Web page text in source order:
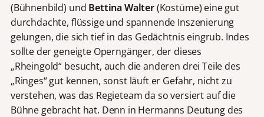
(Bühnenbild) und Bettina Walter(Kostüme) eine gut
durchdachte, flüssige und spannende Inszenierung
gelungen, die sich tief in das Gedächtnis eingrub. Indes
sollte der geneigte Operngänger, der dieses
„Rheingold“ besucht, auch die anderen drei Teile des
„Ringes“ gut kennen, sonst läuft er Gefahr, nicht zu
verstehen, was das Regieteam da so versiert auf die
Bühne gebracht hat. Denn in Hermanns Deutung des